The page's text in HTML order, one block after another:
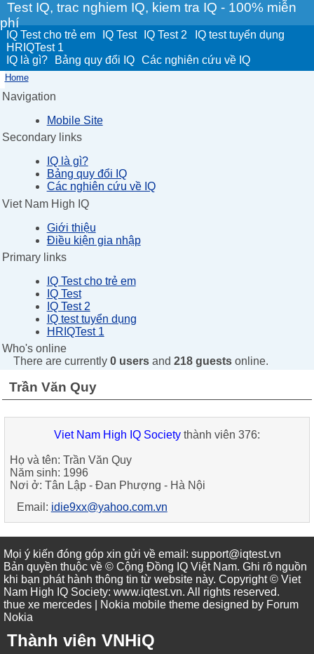
Test IQ, trac nghiem IQ, kiem tra IQ - 100% miễn
phí
IQ Test cho trẻ em IQ Test IQ Test 2
IQ test tuyển dụng
HRIQTest 1
IQ là gì?
Bảng quy đổi IQ Các nghiên cứu về IQ
Home
Navigation
Mobile Site
Secondary links
IQ là gì?
Bảng quy đổi IQ
Các nghiên cứu về IQ
Viet Nam High IQ
Giới thiệu
Điều kiện gia nhập
Primary links
IQ Test cho trẻ em
IQ Test
IQ Test 2
IQ test tuyển dụng
HRIQTest 1
Who's online
There are currently 0 usersand 218 guestsonline.
Trần Văn Quy
Viet Nam High IQ Societythành viên 376:
Họ và tên: Trần Văn Quy
Năm sinh: 1996
Nơi ở: Tân Lập - Đan Phượng - Hà Nội
Email: idie9xx@yahoo.com.vn
Mọi ý kiến đóng góp xin gửi về email: support@iqtest.vn
Bản quyền thuộc về © Cộng Đồng IQ Việt Nam. Ghi rõ nguồn
khi bạn phát hành thông tin từ website này. Copyright © Viet
Nam High IQ Society: www.iqtest.vn. All rights reserved.
thue xe mercedes | Nokia mobile theme designed by Forum
Nokia
Thành viên VNHiQ